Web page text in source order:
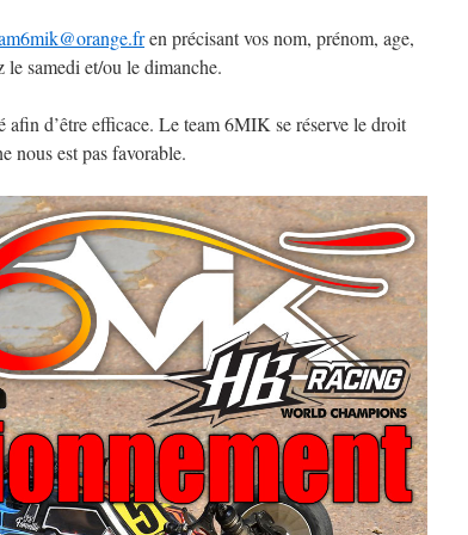
en précisant vos nom, prénom, age,
samedi et/ou le dimanche.
d’être efficace. Le team 6MIK se réserve le droit
nous est pas favorable.